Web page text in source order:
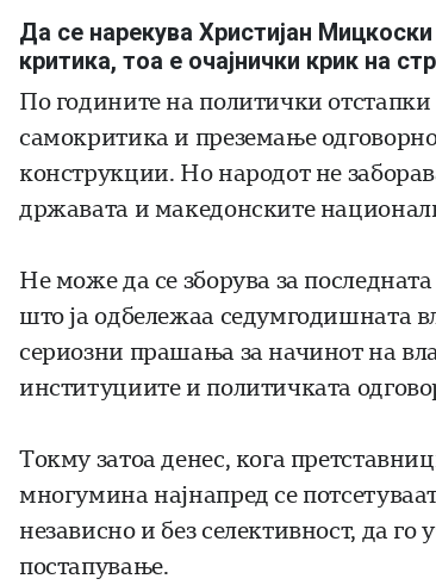
Да се нарекува Христијан
критика, тоа е очајнички крик на
По годините на политички
самокритика и преземање
конструкции. Но народот не
државата и македонските
Не може да се зборува за
што ја одбележаа седумгодишната
сериозни прашања за начинот на
институциите и политичката
Токму затоа денес, кога
многумина најнапред се
независно и без селективност, да го
постапување.